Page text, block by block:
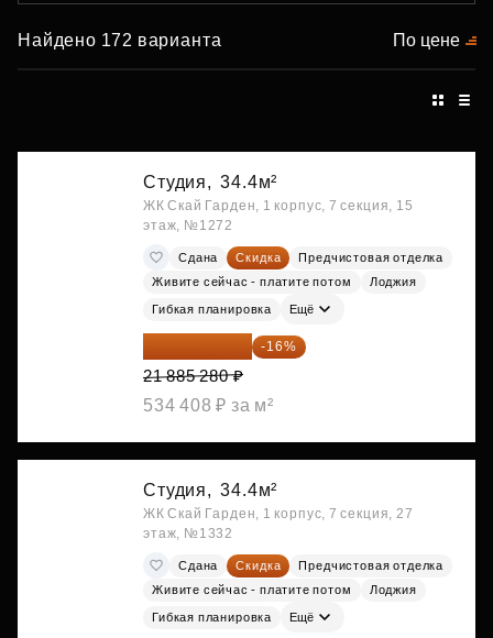
Найдено 172 варианта По цене
Студия, 34.4м²
ЖК Скай Гарден, 1 корпус, 7 секция, 15
этаж, №1272
Сдана Скидка
Предчистовая отделка
Живите сейчас - платите потом
Лоджия
Гибкая планировка Ещё
18 383 635 ₽ -16%
21 885 280 ₽
534 408 ₽ за м²
Студия, 34.4м²
ЖК Скай Гарден, 1 корпус, 7 секция, 27
этаж, №1332
Сдана Скидка
Предчистовая отделка
Живите сейчас - платите потом
Лоджия
Гибкая планировка Ещё